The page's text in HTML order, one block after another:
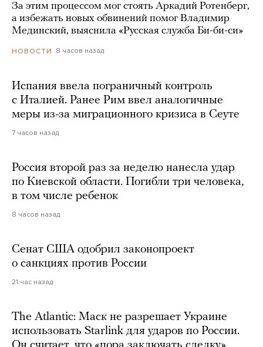
За этим процессом мог стоять Аркадий Ротенберг,
а избежать новых обвинений помог Владимир
Мединский, выяснила «Русская служба Би-би-си»
НОВОСТИ 8 часов назад
Испания ввела пограничный контроль
с Италией. Ранее Рим ввел аналогичные
меры из-за миграционного кризиса в Сеуте
7 часов назад
Россия второй раз за неделю нанесла удар
по Киевской области. Погибли три человека,
в том числе ребенок
8 часов назад
Сенат США одобрил законопроект
о санкциях против России
21 час назад
The Atlantic: Маск не разрешает Украине
использовать Starlink для ударов по России.